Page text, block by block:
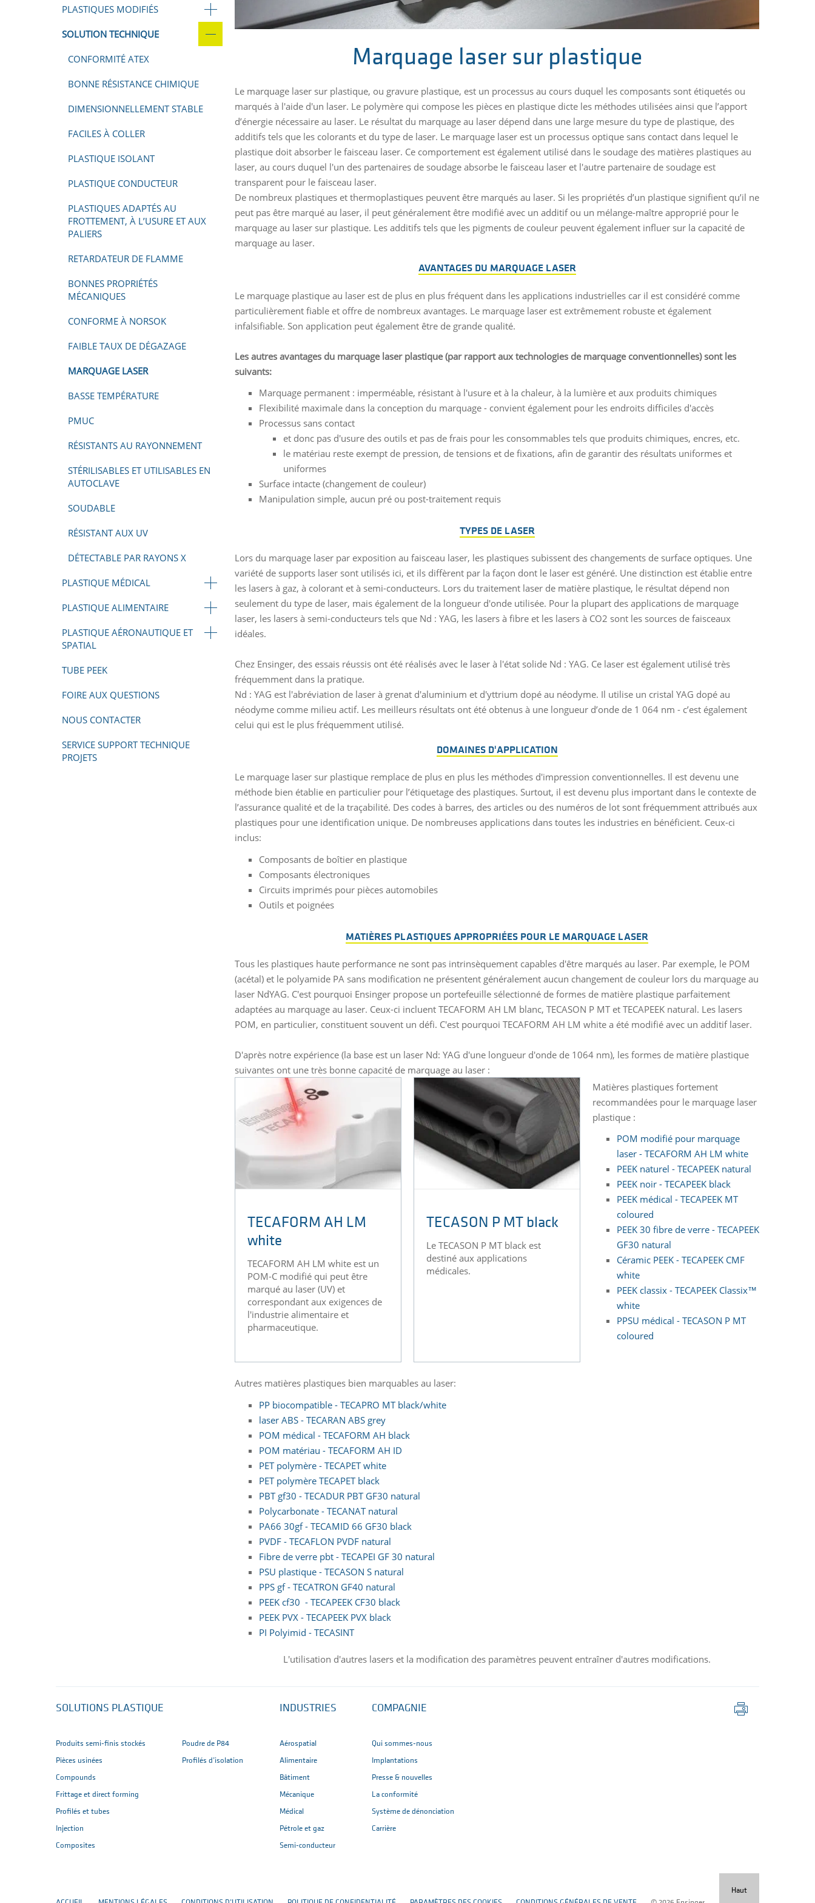
PLASTIQUES MODIFIÉS
SOLUTION TECHNIQUE
CONFORMITÉ ATEX
BONNE RÉSISTANCE CHIMIQUE
DIMENSIONNELLEMENT STABLE
FACILES À COLLER
PLASTIQUE ISOLANT
PLASTIQUE CONDUCTEUR
PLASTIQUES ADAPTÉS AU
FROTTEMENT, À L’USURE ET AUX
PALIERS
RETARDATEUR DE FLAMME
BONNES PROPRIÉTÉS
MÉCANIQUES
CONFORME À NORSOK
FAIBLE TAUX DE DÉGAZAGE
MARQUAGE LASER
BASSE TEMPÉRATURE
PMUC
RÉSISTANTS AU RAYONNEMENT
STÉRILISABLES ET UTILISABLES EN
AUTOCLAVE
SOUDABLE
RÉSISTANT AUX UV
DÉTECTABLE PAR RAYONS X
PLASTIQUE MÉDICAL
PLASTIQUE ALIMENTAIRE
PLASTIQUE AÉRONAUTIQUE ET
SPATIAL
TUBE PEEK
FOIRE AUX QUESTIONS
NOUS CONTACTER
SERVICE SUPPORT TECHNIQUE
PROJETS
Marquage laser sur plastique
Le marquage laser sur plastique, ou gravure plastique, est un processus au cours duquel les composants sont étiquetés ou
marqués à l'aide d'un laser. Le polymère qui compose les pièces en plastique dicte les méthodes utilisées ainsi que l’apport
d’énergie nécessaire au laser. Le résultat du marquage au laser dépend dans une large mesure du type de plastique, des
additifs tels que les colorants et du type de laser. Le marquage laser est un processus optique sans contact dans lequel le
plastique doit absorber le faisceau laser. Ce comportement est également utilisé dans le soudage des matières plastiques au
laser, au cours duquel l'un des partenaires de soudage absorbe le faisceau laser et l'autre partenaire de soudage est
transparent pour le faisceau laser.
De nombreux plastiques et thermoplastiques peuvent être marqués au laser. Si les propriétés d’un plastique signifient qu’il ne
peut pas être marqué au laser, il peut généralement être modifié avec un additif ou un mélange-maître approprié pour le
marquage au laser sur plastique. Les additifs tels que les pigments de couleur peuvent également influer sur la capacité de
marquage au laser.
AVANTAGES DU MARQUAGE LASER
Le marquage plastique au laser est de plus en plus fréquent dans les applications industrielles car il est considéré comme
particulièrement fiable et offre de nombreux avantages. Le marquage laser est extrêmement robuste et également
infalsifiable. Son application peut également être de grande qualité.
Les autres avantages du marquage laser plastique (par rapport aux technologies de marquage conventionnelles) sont les
suivants:
Marquage permanent : imperméable, résistant à l'usure et à la chaleur, à la lumière et aux produits chimiques
Flexibilité maximale dans la conception du marquage - convient également pour les endroits difficiles d'accès
Processus sans contact
et donc pas d'usure des outils et pas de frais pour les consommables tels que produits chimiques, encres, etc.
le matériau reste exempt de pression, de tensions et de fixations, afin de garantir des résultats uniformes et
uniformes
Surface intacte (changement de couleur)
Manipulation simple, aucun pré ou post-traitement requis
TYPES DE LASER
Lors du marquage laser par exposition au faisceau laser, les plastiques subissent des changements de surface optiques. Une
variété de supports laser sont utilisés ici, et ils diffèrent par la façon dont le laser est généré. Une distinction est établie entre
les lasers à gaz, à colorant et à semi-conducteurs. Lors du traitement laser de matière plastique, le résultat dépend non
seulement du type de laser, mais également de la longueur d'onde utilisée. Pour la plupart des applications de marquage
laser, les lasers à semi-conducteurs tels que Nd : YAG, les lasers à fibre et les lasers à CO2 sont les sources de faisceaux
idéales.
Chez Ensinger, des essais réussis ont été réalisés avec le laser à l'état solide Nd : YAG. Ce laser est également utilisé très
fréquemment dans la pratique.
Nd : YAG est l'abréviation de laser à grenat d'aluminium et d'yttrium dopé au néodyme. Il utilise un cristal YAG dopé au
néodyme comme milieu actif. Les meilleurs résultats ont été obtenus à une longueur d’onde de 1 064 nm - c’est également
celui qui est le plus fréquemment utilisé.
DOMAINES D'APPLICATION
Le marquage laser sur plastique remplace de plus en plus les méthodes d'impression conventionnelles. Il est devenu une
méthode bien établie en particulier pour l’étiquetage des plastiques. Surtout, il est devenu plus important dans le contexte de
l’assurance qualité et de la traçabilité. Des codes à barres, des articles ou des numéros de lot sont fréquemment attribués aux
plastiques pour une identification unique. De nombreuses applications dans toutes les industries en bénéficient. Ceux-ci
inclus:
Composants de boîtier en plastique
Composants électroniques
Circuits imprimés pour pièces automobiles
Outils et poignées
MATIÈRES PLASTIQUES APPROPRIÉES POUR LE MARQUAGE LASER
Tous les plastiques haute performance ne sont pas intrinsèquement capables d'être marqués au laser. Par exemple, le POM
(acétal) et le polyamide PA sans modification ne présentent généralement aucun changement de couleur lors du marquage au
laser NdYAG. C'est pourquoi Ensinger propose un portefeuille sélectionné de formes de matière plastique parfaitement
adaptées au marquage au laser. Ceux-ci incluent TECAFORM AH LM blanc, TECASON P MT et TECAPEEK natural. Les lasers
POM, en particulier, constituent souvent un défi. C'est pourquoi TECAFORM AH LM white a été modifié avec un additif laser.
D'après notre expérience (la base est un laser Nd: YAG d'une longueur d'onde de 1064 nm), les formes de matière plastique
suivantes ont une très bonne capacité de marquage au laser :
TECAFORM AH LM
white
TECAFORM AH LM white est un
POM-C modifié qui peut être
marqué au laser (UV) et
correspondant aux exigences de
l'industrie alimentaire et
pharmaceutique.
TECASON P MT black
Le TECASON P MT black est
destiné aux applications
médicales.
Matières plastiques fortement
recommandées pour le marquage laser
plastique :
POM modifié pour marquage
laser - TECAFORM AH LM white
PEEK naturel - TECAPEEK natural
PEEK noir - TECAPEEK black
PEEK médical - TECAPEEK MT
coloured
PEEK 30 fibre de verre - TECAPEEK
GF30 natural
Céramic PEEK - TECAPEEK CMF
white
PEEK classix - TECAPEEK Classix™
white
PPSU médical - TECASON P MT
coloured
Autres matières plastiques bien marquables au laser:
PP biocompatible - TECAPRO MT black/white
laser ABS - TECARAN ABS grey
POM médical - TECAFORM AH black
POM matériau - TECAFORM AH ID
PET polymère - TECAPET white
PET polymère TECAPET black
PBT gf30 - TECADUR PBT GF30 natural
Polycarbonate - TECANAT natural
PA66 30gf - TECAMID 66 GF30 black
PVDF - TECAFLON PVDF natural
Fibre de verre pbt - TECAPEI GF 30 natural
PSU plastique - TECASON S natural
PPS gf - TECATRON GF40 natural
PEEK cf30 - TECAPEEK CF30 black
PEEK PVX - TECAPEEK PVX black
PI Polyimid - TECASINT
L'utilisation d'autres lasers et la modification des paramètres peuvent entraîner d'autres modifications.
SOLUTIONS PLASTIQUE
Produits semi-finis stockés
Pièces usinées
Compounds
Frittage et direct forming
Profilés et tubes
Injection
Composites
Poudre de P84
Profilés d’isolation
INDUSTRIES
Aérospatial
Alimentaire
Bâtiment
Mécanique
Médical
Pétrole et gaz
Semi-conducteur
COMPAGNIE
Qui sommes-nous
Implantations
Presse & nouvelles
La conformité
Système de dénonciation
Carrière
Haut